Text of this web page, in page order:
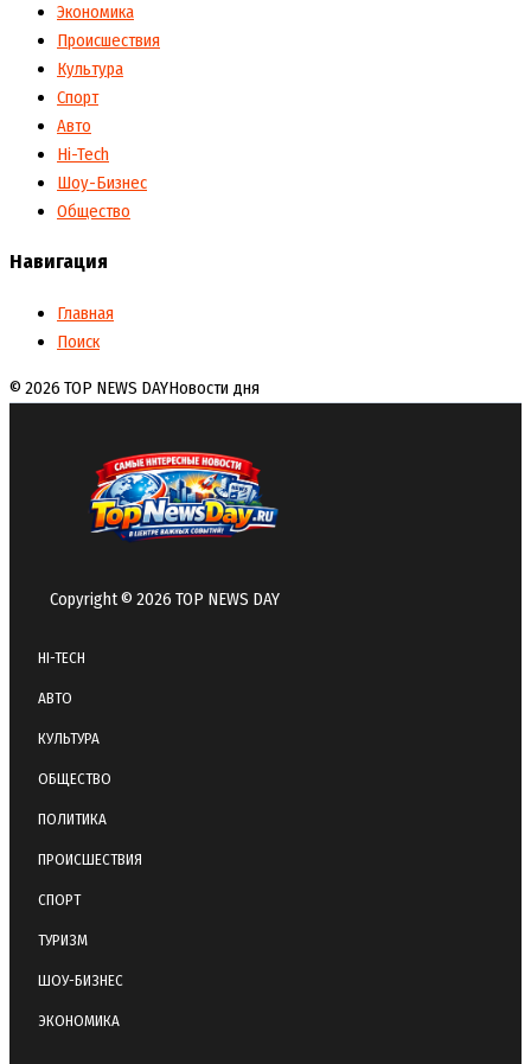
Экономика
Происшествия
Культура
Спорт
Авто
Hi-Tech
Шоу-Бизнес
Общество
Навигация
Главная
Поиск
© 2026 TOP NEWS DAYНовости дня
Copyright © 2026 TOP NEWS DAY
HI-TECH
АВТО
КУЛЬТУРА
ОБЩЕСТВО
ПОЛИТИКА
ПРОИСШЕСТВИЯ
СПОРТ
ТУРИЗМ
ШОУ-БИЗНЕС
ЭКОНОМИКА